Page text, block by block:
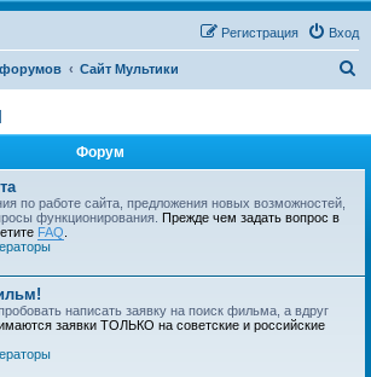
Вход
Регистрация
Сайт Мультики
Форум
по работе сайта, предложения новых возможностей,
функционирования. Прежде чем задать вопрос в
FAQ
написать заявку на поиск фильма, а вдруг
заявки ТОЛЬКО на советские и российские